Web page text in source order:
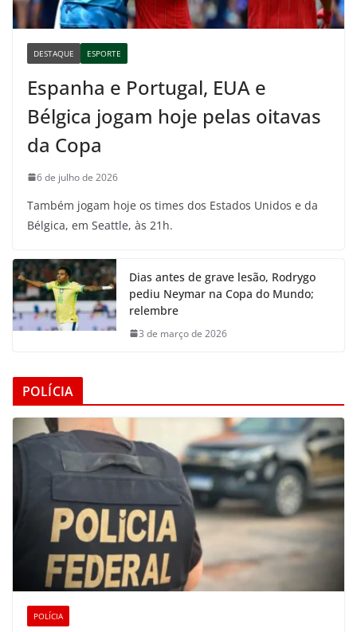
DESTAQUE ESPORTE
Espanha e Portugal, EUA e
Bélgica jogam hoje pelas oitavas
da Copa
6 de julho de 2026
Também jogam hoje os times dos Estados Unidos e da
Bélgica, em Seattle, às 21h.
Dias antes de grave lesão, Rodrygo
pediu Neymar na Copa do Mundo;
relembre
3 de março de 2026
POLÍCIA
POLÍCIA